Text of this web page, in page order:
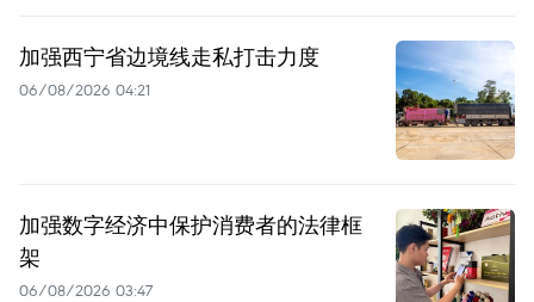
加强西宁省边境线走私打击力度
06/08/2026 04:21
加强数字经济中保护消费者的法律框
架
06/08/2026 03:47